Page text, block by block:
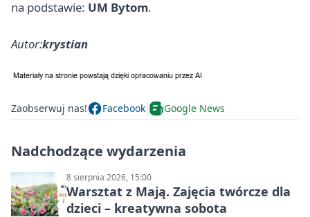
na podstawie: UM Bytom.
Autor:krystian
Zaobserwuj nas! Facebook Google News
Nadchodzące wydarzenia
8 sierpnia 2026, 15:00
Warsztat z Mają. Zajęcia twórcze dla
dzieci – kreatywna sobota